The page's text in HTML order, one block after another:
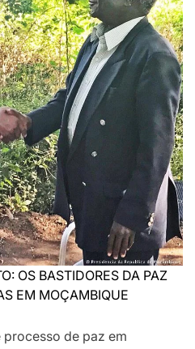
OS BASTIDORES DA PAZ
EM MOÇAMBIQUE
de paz em